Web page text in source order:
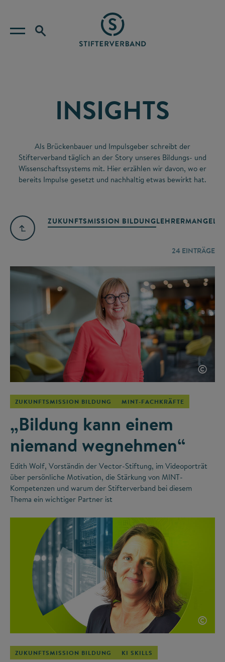
INSIGHTS
Als Brückenbauer und Impulsgeber schreibt der
Stifterverband täglich an der Story unseres Bildungs- und
Wissenschaftssystems mit. Hier erzählen wir davon, wo er
bereits Impulse gesetzt und nachhaltig etwas bewirkt hat.
ZUKUNFTSMISSION BILDUNGLEHRERMANGEL
24 EINTRÄGE
©
ZUKUNFTSMISSION BILDUNG MINT-FACHKRÄFTE
„Bildung kann einem
niemand wegnehmen“
Edith Wolf, Vorständin der Vector-Stiftung, im Videoporträt
über persönliche Motivation, die Stärkung von MINT-
Kompetenzen und warum der Stifterverband bei diesem
Thema ein wichtiger Partner ist
©
ZUKUNFTSMISSION BILDUNG KI SKILLS